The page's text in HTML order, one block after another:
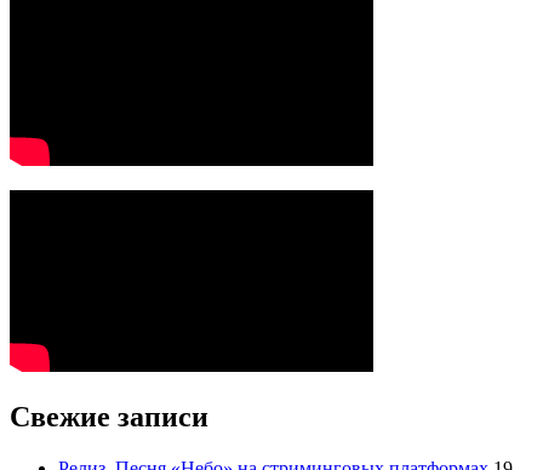
Свежие записи